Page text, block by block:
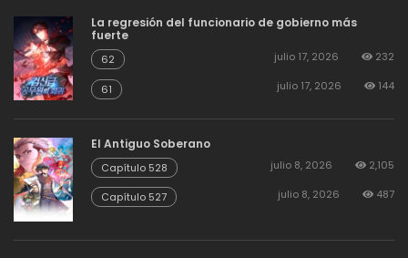
La regresión del funcionario de gobierno más
fuerte
62 julio 17, 2026 232
61 julio 17, 2026 144
El Antiguo Soberano
Capítulo 528 julio 8, 2026 2,105
Capítulo 527 julio 8, 2026 487